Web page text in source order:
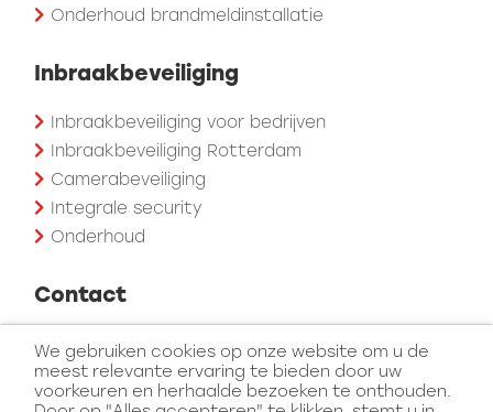
Onderhoud brandmeldinstallatie
Inbraakbeveiliging
Inbraakbeveiliging voor bedrijven
Inbraakbeveiliging Rotterdam
Camerabeveiliging
Integrale security
Onderhoud
Contact
A Plus Beveiliging
Koperhoek 72d
3162 LA Rhoon
We gebruiken cookies op onze website om u de
meest relevante ervaring te bieden door uw
voorkeuren en herhaalde bezoeken te onthouden.